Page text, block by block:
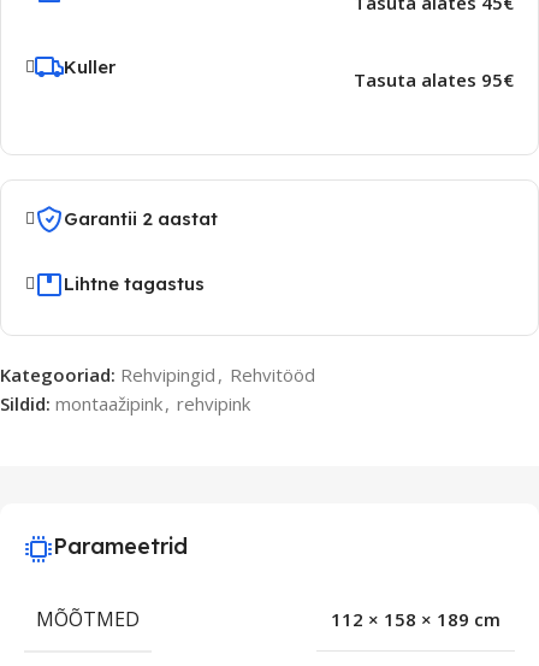
Kuller
Tasuta alates 95€
Garantii 2 aastat
Lihtne tagastus
Kategooriad: Rehvipingid , Rehvitööd
Sildid: montaažipink, rehvipink
Parameetrid
MÕÕTMED 112 × 158 × 189 cm